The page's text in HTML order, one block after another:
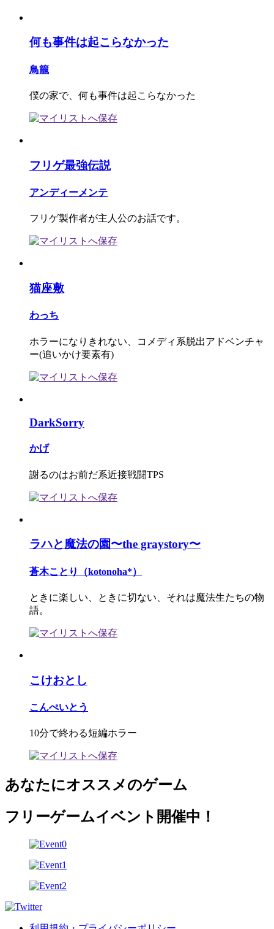
何も事件は起こらなかった
鳥籠
僕の家で、何も事件は起こらなかった
フリゲ最強伝説
アンディーメンテ
フリゲ製作者が主人公のお話です。
猫座敷
わっち
ホラーになりきれない、コメディ系脱出アドベンチャ
ー(追いかけ要素有)
DarkSorry
かげ
謝るのはお前だ系近接戦闘TPS
ラハと魔法の園〜the graystory〜
蒼木ことり（kotonoha*）
ときに楽しい、ときに切ない、それは魔法生たちの物
語。
こけおとし
こんぺいとう
10分で終わる短編ホラー
あなたにオススメのゲーム
フリーゲームイベント開催中！